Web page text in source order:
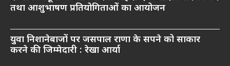
तथा आशुभाषण प्रतियोगिताओं का आयोजन
युवा निशानेबाजों पर जसपाल राणा के सपने को साकार
करने की जिम्मेदारी : रेखा आर्या